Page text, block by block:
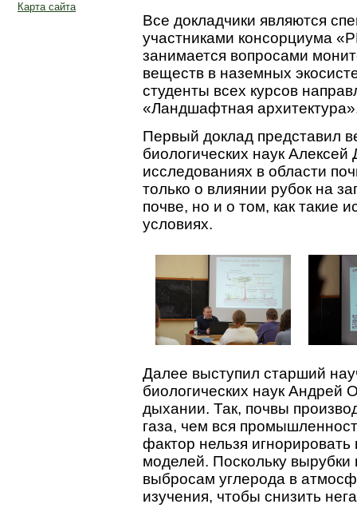
Карта сайта
Все докладчики являются
участниками консорциума
занимается вопросами
веществ в наземных
студенты всех курсов
«Ландшафтная
Первый доклад представил
биологических наук
исследованиях в области
только о влиянии рубок на
почве, но и о том, как такие
условиях.
Далее выступил старший
биологических наук Андрей
дыхании. Так, почвы
газа, чем вся
фактор нельзя
моделей. Поскольку
выбросам углерода в
изучения, чтобы снизить